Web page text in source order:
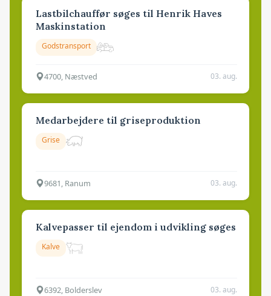
Lastbilchauffør søges til Henrik Haves
Maskinstation
Godstransport
4700, Næstved 03. aug.
Medarbejdere til griseproduktion
Grise
9681, Ranum 03. aug.
Kalvepasser til ejendom i udvikling søges
Kalve
6392, Bolderslev 03. aug.